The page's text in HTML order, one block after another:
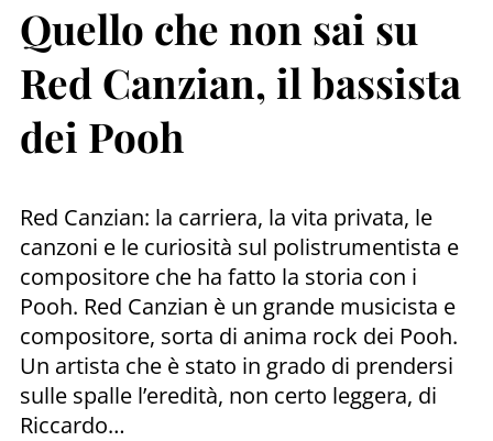
Quello che non sai su
Red Canzian, il bassista
dei Pooh
Red Canzian: la carriera, la vita privata, le
canzoni e le curiosità sul polistrumentista e
compositore che ha fatto la storia con i
Pooh. Red Canzian è un grande musicista e
compositore, sorta di anima rock dei Pooh.
Un artista che è stato in grado di prendersi
sulle spalle l’eredità, non certo leggera, di
Riccardo…